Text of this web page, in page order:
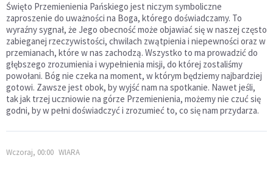
Święto Przemienienia Pańskiego jest niczym symboliczne
zaproszenie do uważności na Boga, którego doświadczamy. To
wyraźny sygnał, że Jego obecność może objawiać się w naszej często
zabieganej rzeczywistości, chwilach zwątpienia i niepewności oraz w
przemianach, które w nas zachodzą. Wszystko to ma prowadzić do
głębszego zrozumienia i wypełnienia misji, do której zostaliśmy
powołani. Bóg nie czeka na moment, w którym będziemy najbardziej
gotowi. Zawsze jest obok, by wyjść nam na spotkanie. Nawet jeśli,
tak jak trzej uczniowie na górze Przemienienia, możemy nie czuć się
godni, by w pełni doświadczyć i zrozumieć to, co się nam przydarza.
Wczoraj, 00:00 WIARA